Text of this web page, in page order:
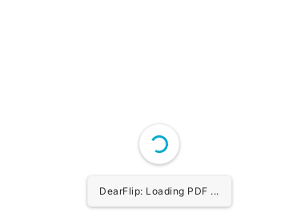
DearFlip: Loading PDF 100% ...